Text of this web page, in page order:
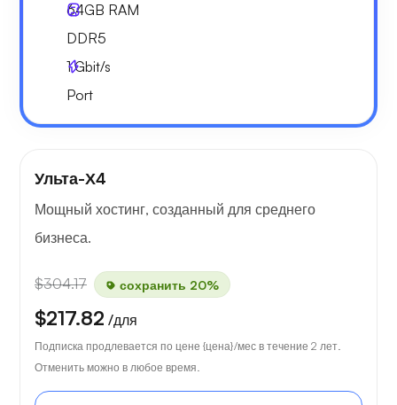
64GB RAM
DDR5
1Gbit/s
Port
Ульта-Х4
Мощный хостинг, созданный для среднего
бизнеса.
$304.17 сохранить 20%
$217.82 /для
Подписка продлевается по цене {цена}/мес в течение 2 лет.
Отменить можно в любое время.